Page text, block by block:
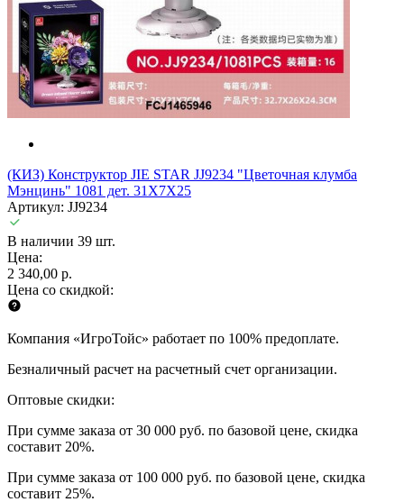
(КИЗ) Конструктор JIE STAR JJ9234 "Цветочная клумба
Мэнцинь" 1081 дет. 31X7X25
Артикул: JJ9234
В наличии 39 шт.
Цена:
2 340,00 р.
Цена со скидкой:
Компания «ИгроТойс» работает по 100% предоплате.
Безналичный расчет на расчетный счет организации.
Оптовые скидки:
При сумме заказа от 30 000 руб. по базовой цене, скидка
составит 20%.
При сумме заказа от 100 000 руб. по базовой цене, скидка
составит 25%.